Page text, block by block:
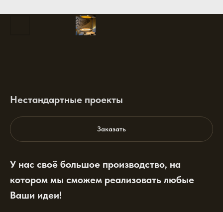
Нестандартные проекты
Заказать
У нас своё большое производство, на
котором мы сможем реализовать любые
Ваши идеи!